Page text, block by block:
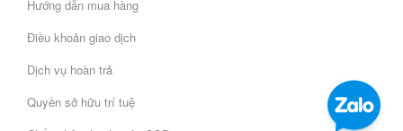
Hướng dẫn mua hàng
Điều khoản giao dịch
Dịch vụ hoàn trả
Quyền sở hữu trí tuệ